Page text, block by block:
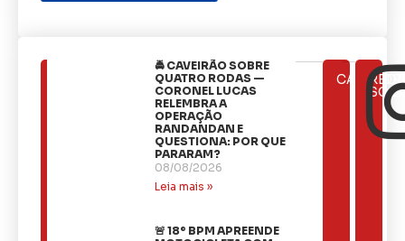
🚔 CAVEIRÃO SOBRE
QUATRO RODAS —
CORONEL LUCAS
RELEMBRA A
OPERAÇÃO
RANDANDAN E
QUESTIONA: POR QUE
PARARAM?
08/08/2026
Leia mais »
🚨 18º BPM APREENDE